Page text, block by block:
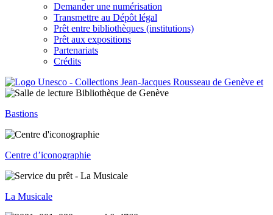
Demander une numérisation
Transmettre au Dépôt légal
Prêt entre bibliothèques (institutions)
Prêt aux expositions
Partenariats
Crédits
Bastions
Centre d’iconographie
La Musicale